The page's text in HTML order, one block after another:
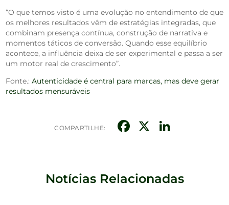
“O que temos visto é uma evolução no entendimento de que
os melhores resultados vêm de estratégias integradas, que
combinam presença contínua, construção de narrativa e
momentos táticos de conversão. Quando esse equilíbrio
acontece, a influência deixa de ser experimental e passa a ser
um motor real de crescimento”.
Fonte.: Autenticidade é central para marcas, mas deve gerar
resultados mensuráveis
COMPARTILHE: Facebook
X
Notícias Relacionadas